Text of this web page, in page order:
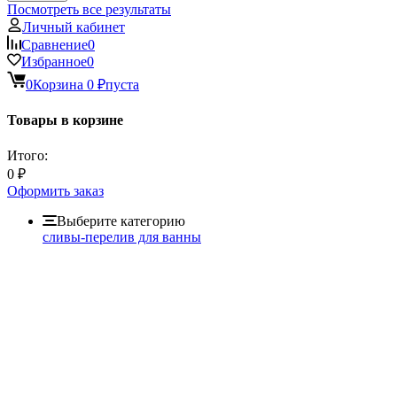
Посмотреть все результаты
Личный кабинет
Сравнение0
Избранное0
0Корзина 0 ₽пуста
Товары в корзине
Итого:
0 ₽
Оформить заказ
Выберите категорию
сливы-перелив для ванны